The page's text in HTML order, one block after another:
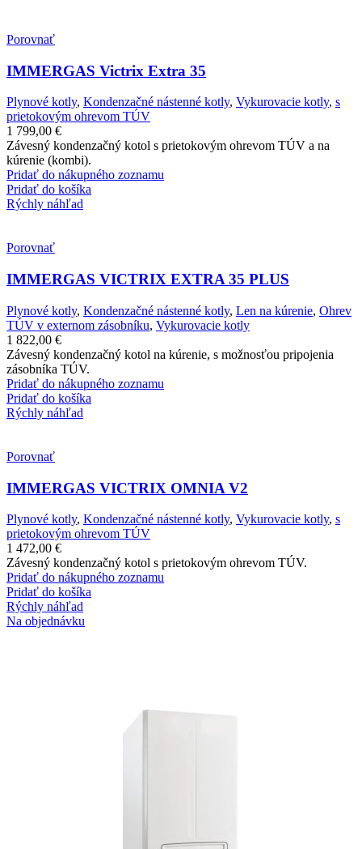
Porovnať
IMMERGAS Victrix Extra 35
Plynové kotly, Kondenzačné nástenné kotly, Vykurovacie kotly, s
prietokovým ohrevom TÚV
1 799,00 €
Závesný kondenzačný kotol s prietokovým ohrevom TÚV a na
kúrenie (kombi).
Pridať do nákupného zoznamu
Pridať do košíka
Rýchly náhľad
Porovnať
IMMERGAS VICTRIX EXTRA 35 PLUS
Plynové kotly, Kondenzačné nástenné kotly, Len na kúrenie, Ohrev
TÚV v externom zásobníku, Vykurovacie kotly
1 822,00 €
Závesný kondenzačný kotol na kúrenie, s možnosťou pripojenia
zásobníka TÚV.
Pridať do nákupného zoznamu
Pridať do košíka
Rýchly náhľad
Porovnať
IMMERGAS VICTRIX OMNIA V2
Plynové kotly, Kondenzačné nástenné kotly, Vykurovacie kotly, s
prietokovým ohrevom TÚV
1 472,00 €
Závesný kondenzačný kotol s prietokovým ohrevom TÚV.
Pridať do nákupného zoznamu
Pridať do košíka
Rýchly náhľad
Na objednávku